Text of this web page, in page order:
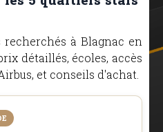
à Blagnac en
détaillés, écoles, accès
et conseils d'achat.